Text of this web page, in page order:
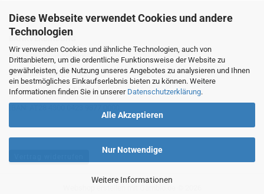
Diese Webseite verwendet Cookies und andere
Technologien
Wir verwenden Cookies und ähnliche Technologien, auch von
Drittanbietern, um die ordentliche Funktionsweise der Website zu
gewährleisten, die Nutzung unseres Angebotes zu analysieren und Ihnen
ein bestmögliches Einkaufserlebnis bieten zu können. Weitere
Informationen finden Sie in unserer Datenschutzerklärung.
Alle Akzeptieren
Nur Notwendige
Weitere Informationen
BANKVERBINDUNG
Unser Bankverbindung:
Volksbank Wien
Kontoinhaber: Josef Brückler